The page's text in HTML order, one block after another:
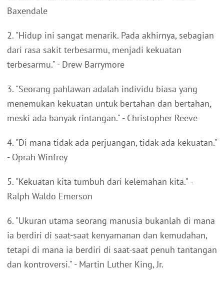
Baxendale
2. "Hidup ini sangat menarik. Pada akhirnya, sebagian
dari rasa sakit terbesarmu, menjadi kekuatan
terbesarmu." - Drew Barrymore
3. "Seorang pahlawan adalah individu biasa yang
menemukan kekuatan untuk bertahan dan bertahan,
meski ada banyak rintangan." - Christopher Reeve
4. "Di mana tidak ada perjuangan, tidak ada kekuatan."
- Oprah Winfrey
5. "Kekuatan kita tumbuh dari kelemahan kita." -
Ralph Waldo Emerson
6. "Ukuran utama seorang manusia bukanlah di mana
ia berdiri di saat-saat kenyamanan dan kemudahan,
tetapi di mana ia berdiri di saat-saat penuh tantangan
dan kontroversi." - Martin Luther King, Jr.